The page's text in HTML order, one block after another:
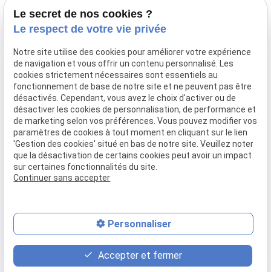
3 Pl. de l'Europe
44400 Rezé
7 Rue d'Anjou,
44390 Nort-sur-Erdre
Jeudi
14:00-
17:00
Vendredi
Sur
rendez-
vous
Samedi-
Dimanche
Fermé
place
Plan d'accès
contact_page
Contact
phone
02 28 25 02 83
Le secret de nos cookies ?
Le respect de votre vie privée
Notre site utilise des cookies pour améliorer votre expérience
de navigation et vous offrir un contenu personnalisé. Les
cookies strictement nécessaires sont essentiels au
fonctionnement de base de notre site et ne peuvent pas être
désactivés. Cependant, vous avez le choix d'activer ou de
désactiver les cookies de personnalisation, de performance et
de marketing selon vos préférences. Vous pouvez modifier vos
paramètres de cookies à tout moment en cliquant sur le lien
'Gestion des cookies' situé en bas de notre site. Veuillez noter
que la désactivation de certains cookies peut avoir un impact
sur certaines fonctionnalités du site.
Continuer sans accepter
Personnaliser
Accepter et fermer